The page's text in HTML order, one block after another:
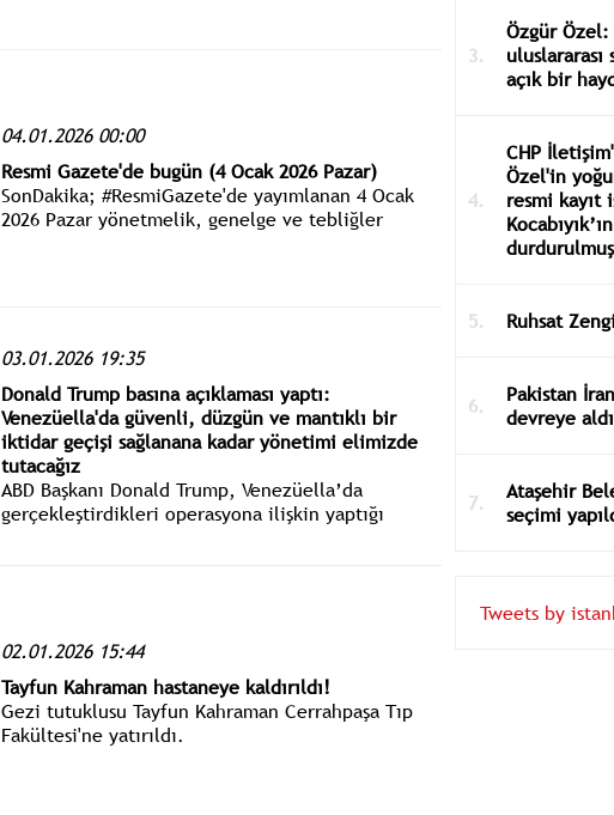
04.01.2026 00:00
Resmi Gazete'de bugün (4 Ocak 2026 Pazar)
SonDakika; #ResmiGazete'de yayımlanan 4 Ocak
2026 Pazar yönetmelik, genelge ve tebliğler
03.01.2026 19:35
Donald Trump basına açıklaması yaptı:
Venezüella'da güvenli, düzgün ve mantıklı bir
iktidar geçişi sağlanana kadar yönetimi elimizde
tutacağız
ABD Başkanı Donald Trump, Venezüella’da
gerçekleştirdikleri operasyona ilişkin yaptığı
02.01.2026 15:44
Tayfun Kahraman hastaneye kaldırıldı!
Gezi tutuklusu Tayfun Kahraman Cerrahpaşa Tıp
Fakültesi'ne yatırıldı.
Özgür
açık bir
CHP
Özel'in
resmi kayıt
Ruhsat
Pakistan
devreye aldı
Ataşehir
seçimi
Tweets by